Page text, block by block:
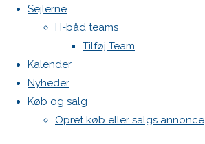
Sejlerne
H-båd teams
Tilføj Team
Kalender
Nyheder
Køb og salg
Opret køb eller salgs annonce
markeret
med*
Comment